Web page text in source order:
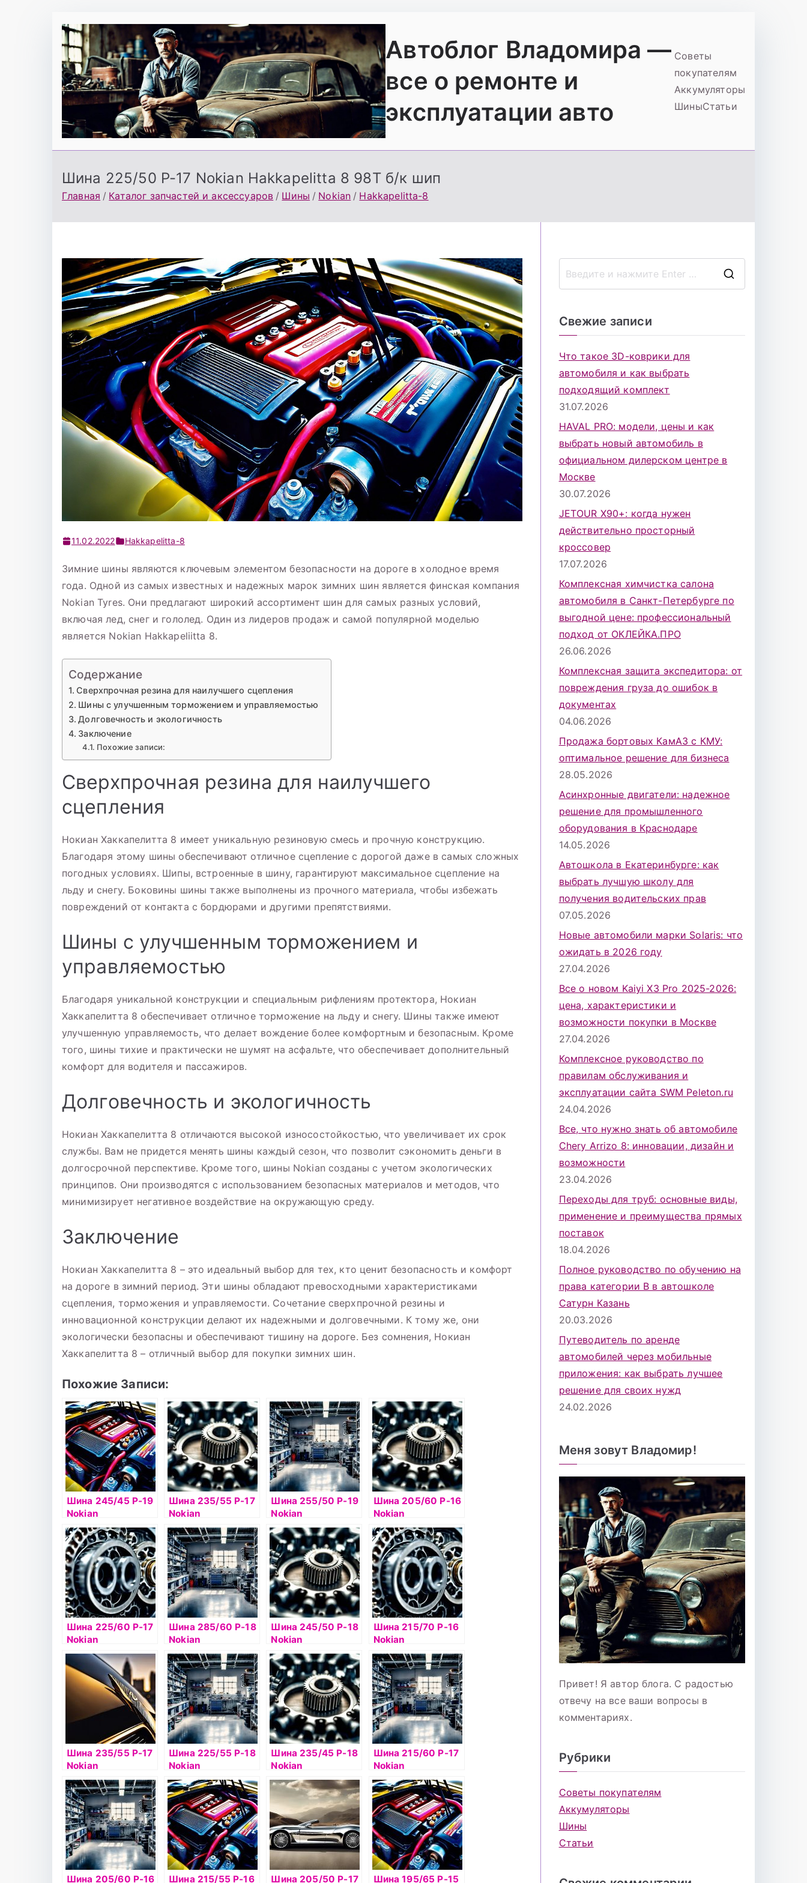
содержимому
Автоблог Владомира —
все о ремонте и
эксплуатации авто
Советы
покупателям
Аккумуляторы
ШиныСтатьи
Шина 225/50 Р-17 Nokian Hakkapelitta 8 98T б/к шип
Главная Каталог запчастей и аксессуаров Шины Nokian Hakkapelitta-8
11.02.2022 Hakkapelitta-8
Зимние шины являются ключевым элементом безопасности на дороге в холодное время
года. Одной из самых известных и надежных марок зимних шин является финская компания
Nokian Tyres. Они предлагают широкий ассортимент шин для самых разных условий,
включая лед, снег и гололед. Один из лидеров продаж и самой популярной моделью
является Nokian Hakkapeliitta 8.
Содержание
Сверхпрочная резина для наилучшего сцепления
Шины с улучшенным торможением и управляемостью
Долговечность и экологичность
Заключение
Похожие записи:
Сверхпрочная резина для наилучшего
сцепления
Нокиан Хаккапелитта 8 имеет уникальную резиновую смесь и прочную конструкцию.
Благодаря этому шины обеспечивают отличное сцепление с дорогой даже в самых сложных
погодных условиях. Шипы, встроенные в шину, гарантируют максимальное сцепление на
льду и снегу. Боковины шины также выполнены из прочного материала, чтобы избежать
повреждений от контакта с бордюрами и другими препятствиями.
Шины с улучшенным торможением и
управляемостью
Благодаря уникальной конструкции и специальным рифлениям протектора, Нокиан
Хаккапелитта 8 обеспечивает отличное торможение на льду и снегу. Шины также имеют
улучшенную управляемость, что делает вождение более комфортным и безопасным. Кроме
того, шины тихие и практически не шумят на асфальте, что обеспечивает дополнительный
комфорт для водителя и пассажиров.
Долговечность и экологичность
Нокиан Хаккапелитта 8 отличаются высокой износостойкостью, что увеличивает их срок
службы. Вам не придется менять шины каждый сезон, что позволит сэкономить деньги в
долгосрочной перспективе. Кроме того, шины Nokian созданы с учетом экологических
принципов. Они производятся с использованием безопасных материалов и методов, что
минимизирует негативное воздействие на окружающую среду.
Заключение
Нокиан Хаккапелитта 8 – это идеальный выбор для тех, кто ценит безопасность и комфорт
на дороге в зимний период. Эти шины обладают превосходными характеристиками
сцепления, торможения и управляемости. Сочетание сверхпрочной резины и
инновационной конструкции делают их надежными и долговечными. К тому же, они
экологически безопасны и обеспечивают тишину на дороге. Без сомнения, Нокиан
Хаккапелитта 8 – отличный выбор для покупки зимних шин.
Похожие Записи:
Шина 245/45 Р-19
Nokian
Hakkapelitta 8
102T б/к шип
Шина 235/55 Р-17
Nokian
Hakkapelitta 8 SUV
103T б/к шип
Шина 255/50 Р-19
Nokian
Hakkapelitta 7 SUV
107T б/к шип
Шина 205/60 Р-16
Nokian
Hakkapelitta 8 96T
б/к шип
Шина 225/60 Р-17
Nokian
Hakkapelitta 8 SUV
103T б/к шип
Шина 285/60 Р-18
Nokian
Hakkapelitta 8 SUV
116T XL шип
Шина 245/50 Р-18
Nokian
Hakkapelitta 8
104T б/к шип
Шина 215/70 Р-16
Nokian
Hakkapelitta 9 SUV
100T б/к шип
Шина 235/55 Р-17
Nokian
Hakkapelitta 7
103T б/к шип
Шина 225/55 Р-18
Nokian
Hakkapelitta R2
SUV 102R б/к
Шина 235/45 Р-18
Nokian
Hakkapelitta 9 98T
б/к шип
Шина 215/60 Р-17
Nokian
Hakkapelitta 9 SUV
100T б/к шип
Шина 205/60 Р-16
Шина 215/55 Р-16
Шина 205/50 Р-17
Шина 195/65 Р-15
Свежие записи
Что такое 3D-коврики для
автомобиля и как выбрать
подходящий комплект
31.07.2026
HAVAL PRO: модели, цены и как
выбрать новый автомобиль в
официальном дилерском центре в
Москве
30.07.2026
JETOUR X90+: когда нужен
действительно просторный
кроссовер
17.07.2026
Комплексная химчистка салона
автомобиля в Санкт-Петербурге по
выгодной цене: профессиональный
подход от ОКЛЕЙКА.ПРО
26.06.2026
Комплексная защита экспедитора: от
повреждения груза до ошибок в
документах
04.06.2026
Продажа бортовых КамАЗ с КМУ:
оптимальное решение для бизнеса
28.05.2026
Асинхронные двигатели: надежное
решение для промышленного
оборудования в Краснодаре
14.05.2026
Автошкола в Екатеринбурге: как
выбрать лучшую школу для
получения водительских прав
07.05.2026
Новые автомобили марки Solaris: что
ожидать в 2026 году
27.04.2026
Все о новом Kaiyi X3 Pro 2025-2026:
цена, характеристики и
возможности покупки в Москве
27.04.2026
Комплексное руководство по
правилам обслуживания и
эксплуатации сайта SWM Peleton.ru
24.04.2026
Все, что нужно знать об автомобиле
Chery Arrizo 8: инновации, дизайн и
возможности
23.04.2026
Переходы для труб: основные виды,
применение и преимущества прямых
поставок
18.04.2026
Полное руководство по обучению на
права категории B в автошколе
Сатурн Казань
20.03.2026
Путеводитель по аренде
автомобилей через мобильные
приложения: как выбрать лучшее
решение для своих нужд
24.02.2026
Меня зовут Владомир!
Привет! Я автор блога. С радостью
отвечу на все ваши вопросы в
комментариях.
Рубрики
Советы покупателям
Аккумуляторы
Шины
Статьи